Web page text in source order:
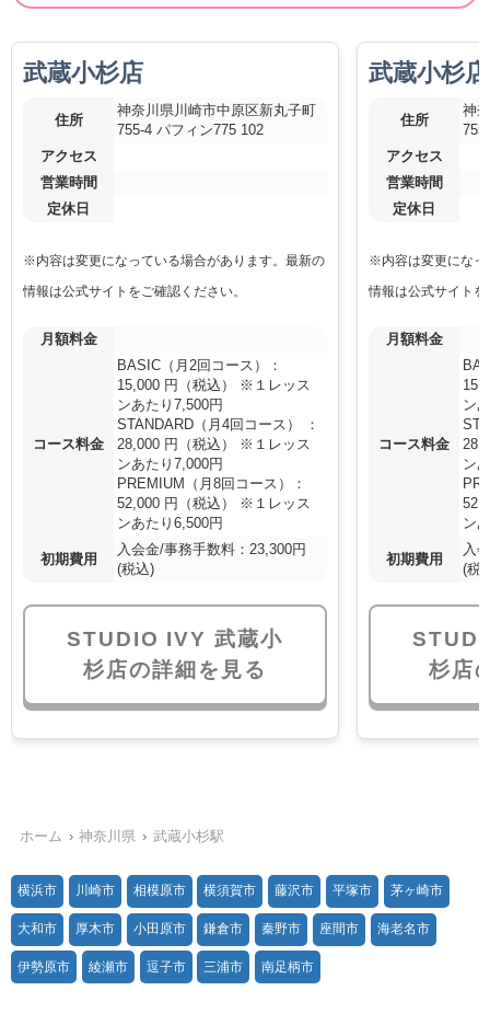
武蔵小杉店
住所
神奈川県川崎市中原区新丸子町
755-4 パフィン775 102
アクセス
営業時間
定休日
※内容は変更になっている場合があります。最新の
情報は公式サイトをご確認ください。
月額料金
コース料金
BASIC（月2回コース）：
15,000 円（税込） ※１レッス
ンあたり7,500円
STANDARD（月4回コース） ：
28,000 円（税込） ※１レッス
ンあたり7,000円
PREMIUM（月8回コース）：
52,000 円（税込） ※１レッス
ンあたり6,500円
初期費用
入会金/事務手数料：23,300円
(税込)
STUDIO IVY 武蔵小
杉店の詳細を見る
武蔵小杉店
住所
神
アクセス
営業時間
定休日
※内容は変更になっ
情報は公式サイト
月額料金
コース料金
ン
ン
ン
初期費用
入
(税
杉店
ホーム 神奈川県 武蔵小杉駅
横浜市 川崎市 相模原市 横須賀市 藤沢市 平塚市 茅ヶ崎市
大和市 厚木市 小田原市 鎌倉市 秦野市 座間市 海老名市
伊勢原市 綾瀬市 逗子市 三浦市 南足柄市